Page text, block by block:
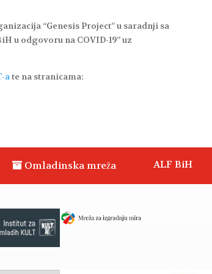
“Genesis Project” u saradnji sa
u odgovoru na COVID-19” uz
ate na stranicama:
Omladinska mreža ALF BiH